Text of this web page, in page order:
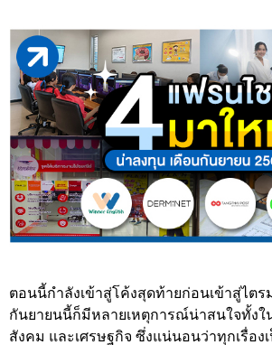
ตอนนี้กำลังเข้าสู่โค้งสุดท้ายก่อนเข้าสู่ไตร
กันยายนนี้ก็มีหลายเหตุการณ์น่าสนใจทั้งใ
สังคม และเศรษฐกิจ ซึ่งแน่นอนว่าทุกเรื่อง